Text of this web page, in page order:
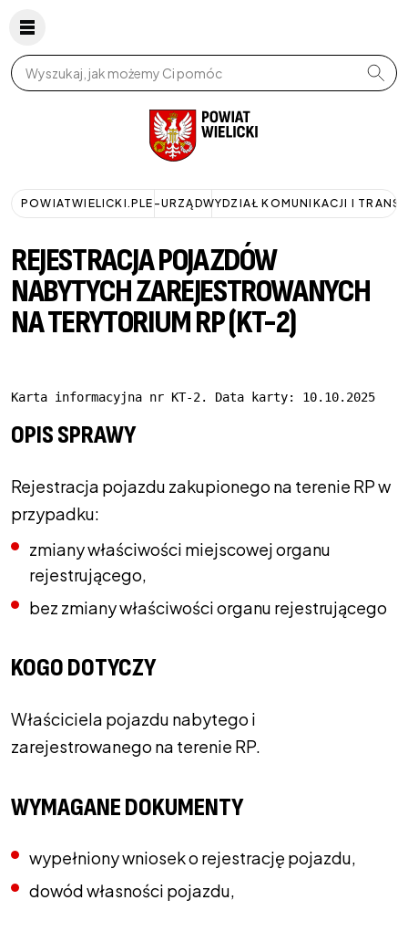
Wpisz szukaną frazę
POWIATWIELICKI.PLE-URZĄDWYDZIAŁ KOMUNIKACJI I
REJESTRACJA POJAZDÓW
NABYTYCH ZAREJESTROWANYCH
NA TERYTORIUM RP (KT-2)
Karta informacyjna nr KT-2. Data karty: 10.10.2025
OPIS SPRAWY
Rejestracja pojazdu zakupionego na terenie RP w
przypadku:
zmiany właściwości miejscowej organu
rejestrującego,
bez zmiany właściwości organu rejestrującego
KOGO DOTYCZY
Właściciela pojazdu nabytego i
zarejestrowanego na terenie RP.
WYMAGANE DOKUMENTY
wypełniony wniosek o rejestrację pojazdu,
dowód własności pojazdu,